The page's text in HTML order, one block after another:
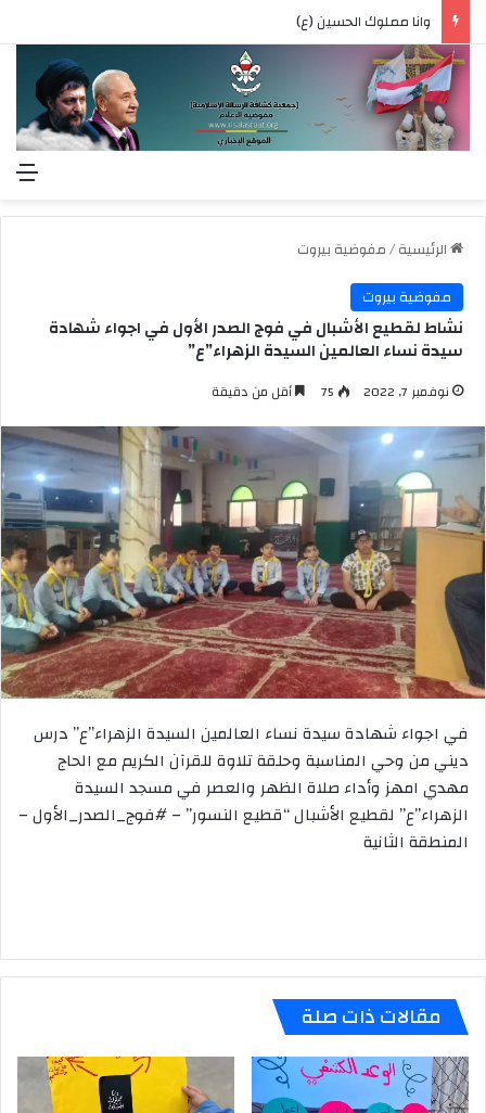
وانا مملوك الحسين (ع)
الرئيسية/مفوضية بيروت
مفوضية بيروت
نشاط لقطيع الأشبال في فوج الصدر الأول في اجواء شهادة
سيدة نساء العالمين السيدة الزهراء”ع”
نوفمبر 7, 2022 75 أقل من دقيقة
في اجواء شهادة سيدة نساء العالمين السيدة الزهراء”ع” درس
ديني من وحي المناسبة وحلقة تلاوة للقرآن الكريم مع الحاج
مهدي امهز وأداء صلاة الظهر والعصر في مسجد السيدة
الزهراء”ع” لقطيع الأشبال “قطيع النسور” – #فوج_الصدر_الأول –
المنطقة الثانية
مقالات ذات صلة